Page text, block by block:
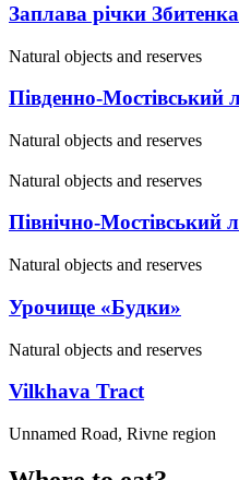
Заплава річки
Natural objects and reserves
Південно-
Natural objects and reserves
Natural objects and reserves
Північно-Мостівський
Natural objects and reserves
Урочище «Будки»
Natural objects and reserves
Vilkhava Tract
Unnamed Road, Rivne region